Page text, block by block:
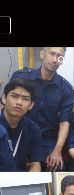
Skip to navigation